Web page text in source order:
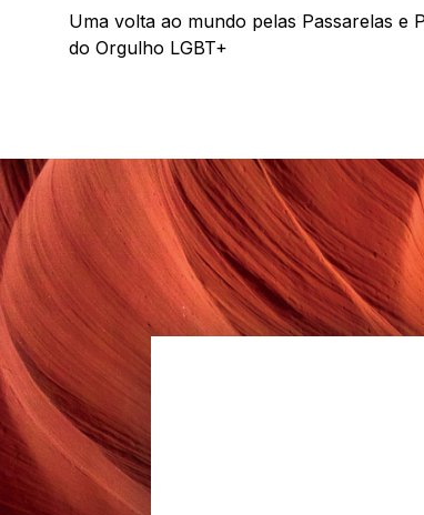
Uma volta ao mundo pelas Passarelas e
do Orgulho LGBT+